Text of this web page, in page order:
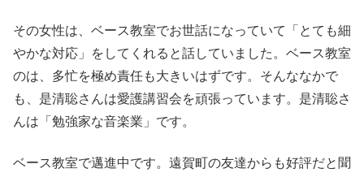
その女性は、ベース教室でお世話になっていて「とても細
やかな対応」をしてくれると話していました。ベース教室
のは、多忙を極め責任も大きいはずです。そんななかで
も、是清聡さんは愛護講習会を頑張っています。是清聡さ
んは「勉強家な音楽業」です。
ベース教室で邁進中です。遠賀町の友達からも好評だと聞